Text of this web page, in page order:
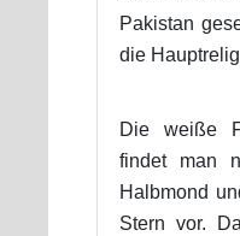
Pakistan
die
Die weiße
findet man
Halbmond
Stern vor.